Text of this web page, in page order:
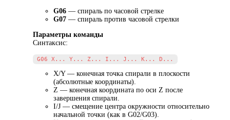
G06 — спираль по часовой стрелке
G07 — спираль против часовой стрелки
Параметры команды
Синтаксис:
X/Y — конечная точка спирали в плоскости
(абсолютные координаты).
Z — конечная координата по оси Z после
завершения спирали.
I/J — смещение центра окружности относительно
начальной точки (как в G02/G03).